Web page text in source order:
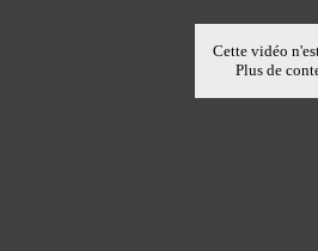
Cette vidéo
Plus de